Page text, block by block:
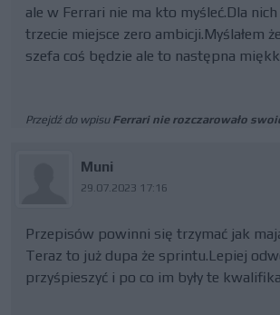
ale w Ferrari nie ma kto myśleć.Dla
trzecie miejsce zero ambicji.Myślałem
szefa coś będzie ale to następna
Przejdź do wpisu Ferrari nie rozczarowało
Muni
29.07.2023 17:16
Przepisów powinni się trzymać jak
Teraz to już dupa że sprintu.Lepiej
przyśpieszyć i po co im były te